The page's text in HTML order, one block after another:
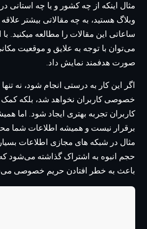
مثال اینکه از چه کشور و یا چه استانی
وبلاگ هستید، به چه مقالاتی بیشتر
ساعاتی این مقالات را مطالعه میکنید.
می‌توان با توجه به علایق و موقعیت
صورت هدفمند نمایش داد.
اگر این کار به درستی انجام شود، نه
خصوصی کاربران نخواهد شد، بلکه کمک
کاربران تجربه بهتری ایجاد شود. اما
برقرار نیست و همیشه اطلاعات شما
مثال در شبکه های مجازی اطلاعات
حجم انبوه به اشتراک گذاشته می‌شود
باعث به خطر افتادن حریم خصوصی